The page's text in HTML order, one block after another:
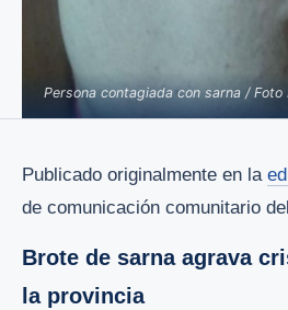
Persona contagiada con sarna / Foto
Publicado originalmente en la
de comunicación comunitario
Brote de sarna agrava
la provincia